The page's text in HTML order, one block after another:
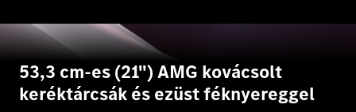
SUV
Mercedes-
Maybach
EQS SUV
Elektromos
GLA
53,3 cm-es (21") AMG kovácsolt
keréktárcsák és ezüst féknyereggel